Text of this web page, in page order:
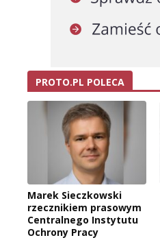
PROTO.PL POLECA
Marek Sieczkowski
rzecznikiem prasowym
Centralnego Instytutu
Ochrony Pracy